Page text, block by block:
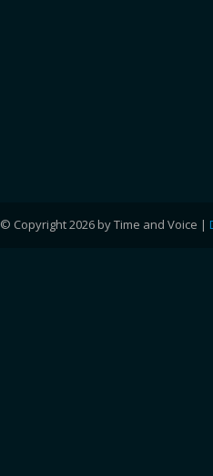
© Copyright 2026 by Time and Voice |